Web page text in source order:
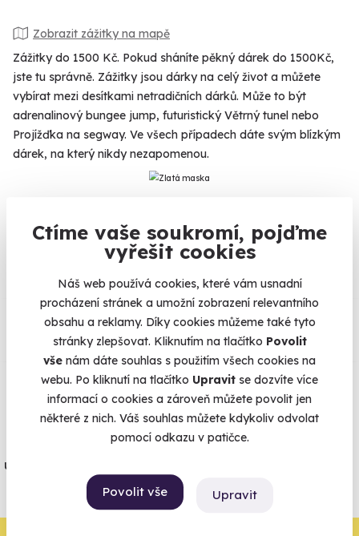
Ctíme vaše soukromí, pojďme
vyřešit cookies
Náš web používá cookies, které vám usnadní
procházení stránek a umožní zobrazení relevantního
obsahu a reklamy. Díky cookies můžeme také tyto
stránky zlepšovat. Kliknutím na tlačítko Povolit
vše nám dáte souhlas s použitím všech cookies na
webu. Po kliknutí na tlačítko Upravit se dozvíte více
informací o cookies a zároveň můžete povolit jen
některé z nich. Váš souhlas můžete kdykoliv odvolat
pomocí odkazu v patičce.
Povolit vše Upravit
Zobrazit zážitky na mapě
Zážitky do 1500 Kč. Pokud sháníte pěkný dárek do 1500Kč,
jste tu správně. Zážitky jsou dárky na celý život a můžete
vybírat mezi desítkami netradičních dárků. Může to být
adrenalinový bungee jump, futuristický Větrný tunel nebo
Projížďka na segway. Ve všech případech dáte svým blízkým
dárek, na který nikdy nezapomenou.
Na heureka.czmáme
96% spokojenost zákazníků.
Co si o nás myslí
Zobraz ohlasy
Vše umíme pojistit
Jeden nikdy neví. Máme nejvyšší
úrazové pojištění z nabídky zážitkových
agentur.
Vše o pojištění